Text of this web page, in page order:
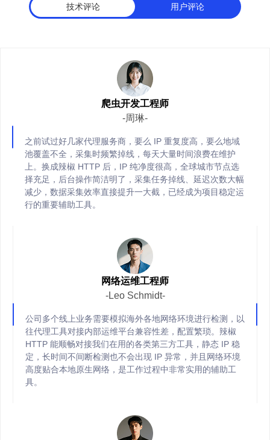
技术评论 用户评论
爬虫开发工程师
-周琳-
之前试过好几家代理服务商，要么 IP 重复度高，要么地域
池覆盖不全，采集时频繁掉线，每天大量时间浪费在维护
上。换成辣椒 HTTP 后，IP 纯净度很高，全球城市节点选
择充足，后台操作简洁明了，采集任务掉线、延迟次数大幅
减少，数据采集效率直接提升一大截，已经成为项目稳定运
行的重要辅助工具。
网络运维工程师
-Leo Schmidt-
公司多个线上业务需要模拟海外各地网络环境进行检测，以
往代理工具对接内部运维平台兼容性差，配置繁琐。辣椒
HTTP 能顺畅对接我们在用的各类第三方工具，静态 IP 稳
定，长时间不间断检测也不会出现 IP 异常，并且网络环境
高度贴合本地原生网络，是工作过程中非常实用的辅助工
具。